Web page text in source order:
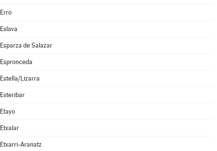
Erro
Eslava
Esparza de Salazar
Espronceda
Estella/Lizarra
Esteribar
Etayo
Etxalar
Etxarri-Aranatz